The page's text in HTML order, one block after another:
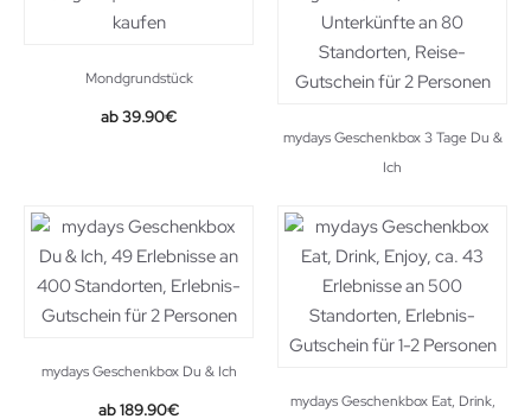
Mondgrundstück
39.90€
mydays Geschenkbox 3 Tage Du &
Ich
mydays Geschenkbox Du & Ich
189.90€
mydays Geschenkbox Eat, Drink,